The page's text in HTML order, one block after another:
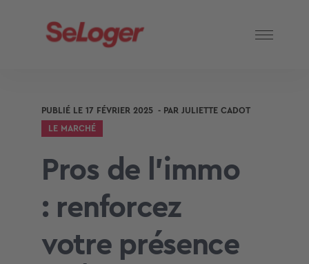
PUBLIÉ LE 17 FÉVRIER 2025 - PAR JULIETTE CADOT
LE MARCHÉ
Pros de l’immo
: renforcez
votre présence